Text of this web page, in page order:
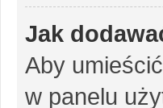
Jak
Aby
w panelu